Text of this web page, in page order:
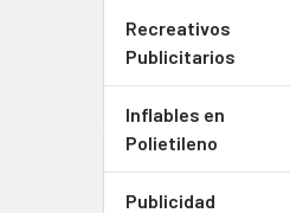
Recreativos
Publicitarios
Inflables en
Polietileno
Publicidad